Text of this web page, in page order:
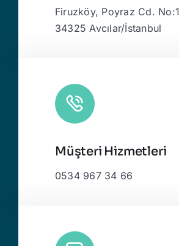
Firuzköy, Poyraz Cd.
34325 Avcılar/İstanbul
Müşteri Hizmetleri
0534 967 34 66